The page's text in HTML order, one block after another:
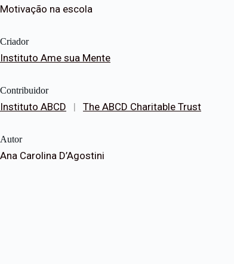
Motivação na escola
Criador
Instituto Ame sua Mente
Contribuidor
Instituto ABCD | The ABCD Charitable Trust
Autor
Ana Carolina D’Agostini